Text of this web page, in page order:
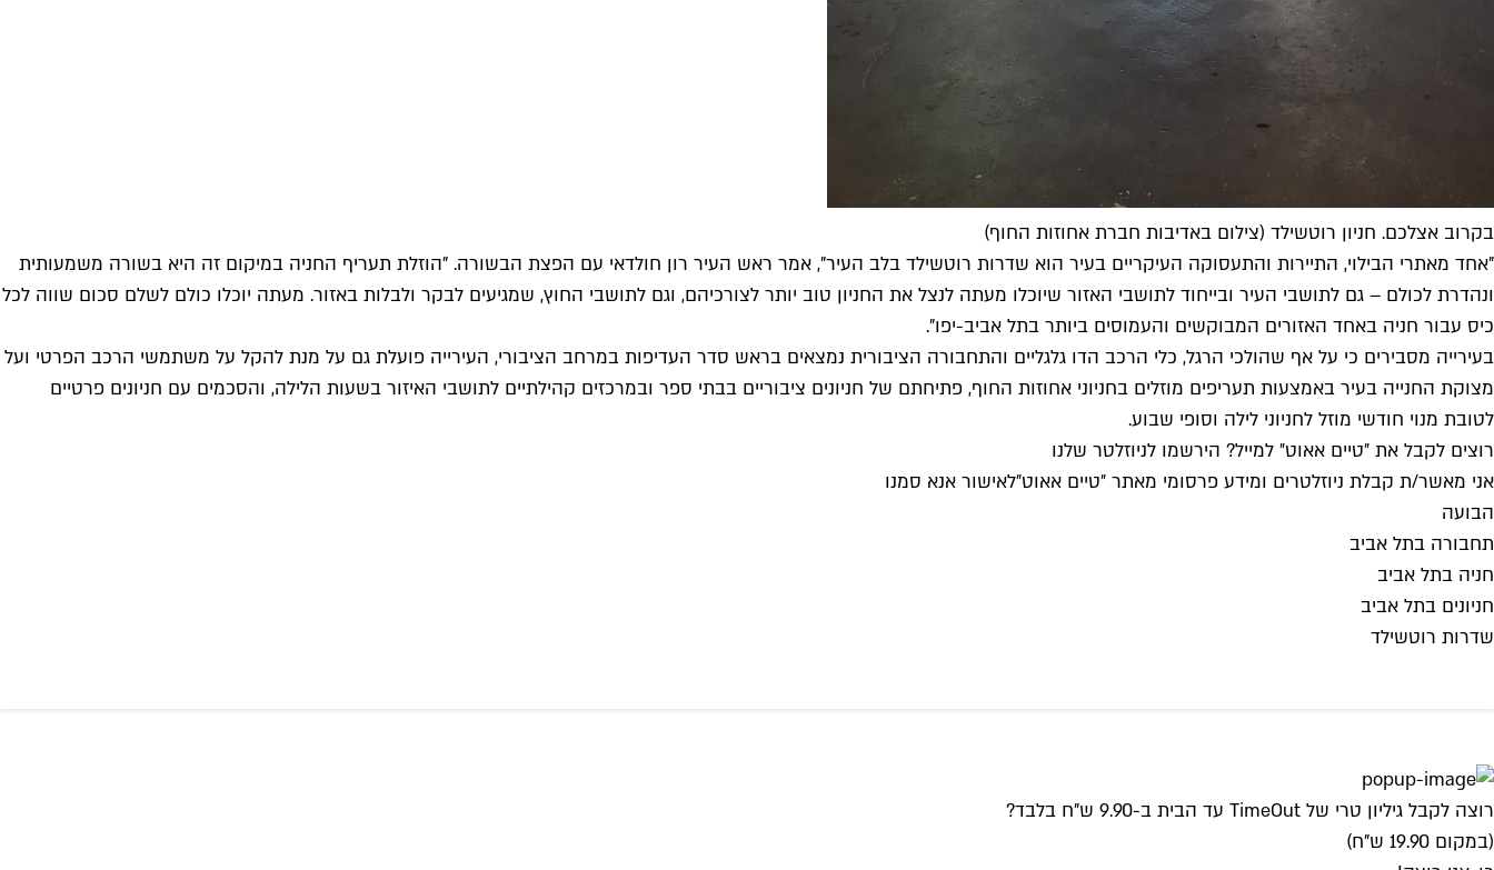
בקרוב אצלכם. חניון רוטשילד (צילום באדיבות חברת אחוזות החוף)
"אחד מאתרי הבילוי, התיירות והתעסוקה העיקריים בעיר הוא שדרות רוטשילד בלב העיר", אמר ראש העיר רון חולדאי עם הפצת הבשורה. "הוזלת תעריף החניה במיקום זה היא בשורה משמעותית
ונהדרת לכולם – גם לתושבי העיר ובייחוד לתושבי האזור שיוכלו מעתה לנצל את החניון טוב יותר לצורכיהם, וגם לתושבי החוץ, שמגיעים לבקר ולבלות באזור. מעתה יוכלו כולם לשלם סכום שווה לכל
כיס עבור חניה באחד האזורים המבוקשים והעמוסים ביותר בתל אביב-יפו".
בעירייה מסבירים כי על אף שהולכי הרגל, כלי הרכב הדו גלגליים והתחבורה הציבורית נמצאים בראש סדר העדיפות במרחב הציבורי, העירייה פועלת גם על מנת להקל על משתמשי הרכב הפרטי ועל
מצוקת החנייה בעיר באמצעות תעריפים מוזלים בחניוני אחוזות החוף, פתיחתם של חניונים ציבוריים בבתי ספר ובמרכזים קהילתיים לתושבי האיזור בשעות הלילה, והסכמים עם חניונים פרטיים
לטובת מנוי חודשי מוזל לחניוני לילה וסופי שבוע.
רוצים לקבל את ״טיים אאוט״ למייל? הירשמו לניוזלטר שלנו
אני מאשר/ת קבלת ניוזלטרים ומידע פרסומי מאתר ״טיים אאוט״לאישור אנא סמנו
הבועה
תחבורה בתל אביב
חניה בתל אביב
חניונים בתל אביב
שדרות רוטשילד
רוצה לקבל גיליון טרי של TimeOut עד הבית ב-9.90 ש"ח בלבד?
(במקום 19.90 ש"ח)